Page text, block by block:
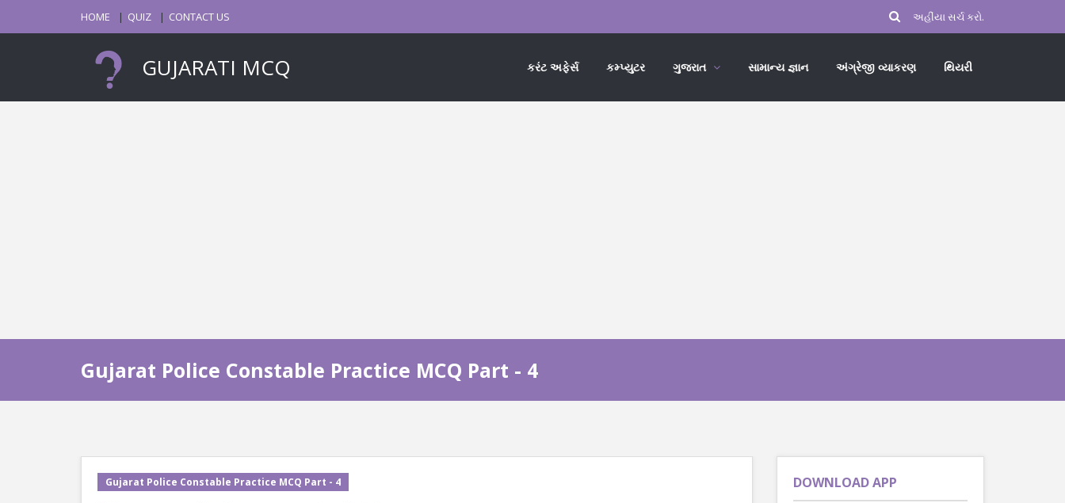
HOME QUIZ CONTACT US
GUJARATI MCQ કરંટ અફેર્સ કમ્પ્યુટર ગુજરાત સામાન્ય જ્ઞાન અંગ્રેજી વ્યાકરણ થિયરી
Gujarat Police Constable Practice MCQ Part - 4
Gujarat Police Constable Practice MCQ Part - 4 DOWNLOAD APP